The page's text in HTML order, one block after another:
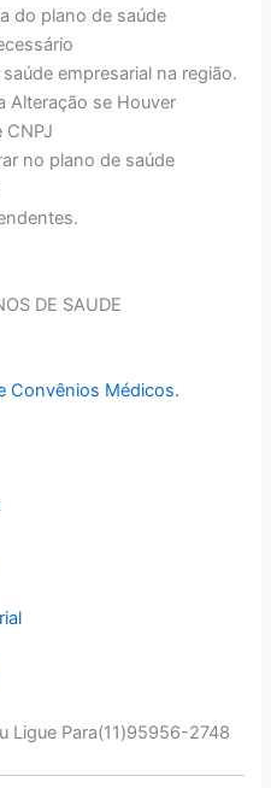
do plano de saúde
empresarial na região.
Alteração se Houver
no plano de saúde
DE SAUDE
Convênios Médicos.
Ligue Para(11)95956-2748